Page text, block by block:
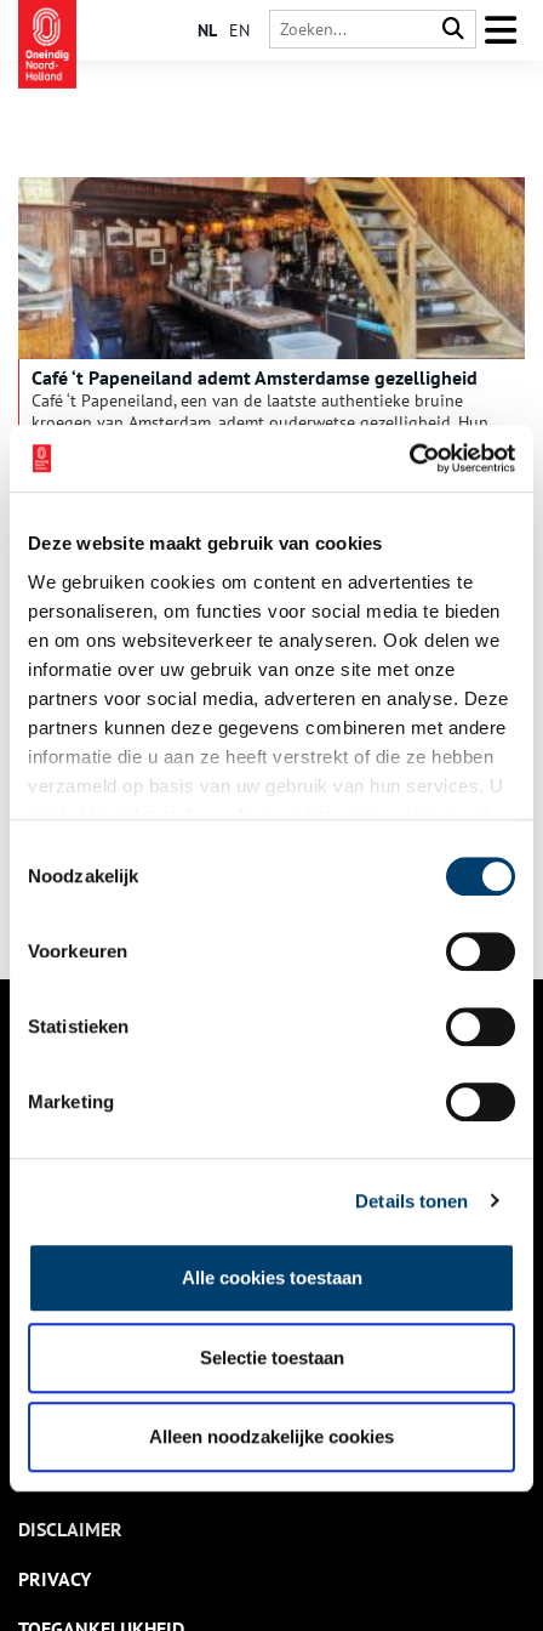
Deze website maakt gebruik van cookies
We gebruiken cookies om content en advertenties te
personaliseren, om functies voor social media te bieden
en om ons websiteverkeer te analyseren. Ook delen we
informatie over uw gebruik van onze site met onze
partners voor social media, adverteren en analyse. Deze
partners kunnen deze gegevens combineren met andere
informatie die u aan ze heeft verstrekt of die ze hebben
verzameld op basis van uw gebruik van hun services. U
Noodzakelijk
Voorkeuren
Statistieken
Marketing
Details tonen
Alle cookies toestaan
Selectie toestaan
Alleen noodzakelijke cookies
NL EN
Café ‘t Papeneiland ademt Amsterdamse gezelligheid
Café ‘t Papeneiland, een van de laatste authentieke bruine
kroegen van Amsterdam, ademt ouderwetse gezelligheid. Hun
appeltaart is zó legendarisch dat zelfs de Amerikaanse oud-
president Bill Clinton hem geproefd heeft – en er vervolgens
een hele taart van meenam naar zijn hotel. Maar het zijn niet
onmiskenbaar Amsterdams, net als de leus boven de bar: ‘Alle
dagen dronken is ook een geregeld leven’. Dat valt natuurlijk
niet te betwisten.
Voormalig chirurgijnshuis gerestaureerd
Het hoekpand Brouwersgracht 46 is het afgelopen jaar door
Stadsherstel Amsterdam gerestaureerd en de twee woningen
rijksmonument uit 1630 heeft een interessante
(chirurgijns)geschiedenis. Het werd de laatste jaren met veel
te overlijden, werd contact opgenomen met Stadsherstel, die
het pand kocht van de familie en ervoor zorgde dat de
NIEUWS
KALENDER
ACTIVITEITEN
NIEUWSBRIEF
DISCLAIMER
PRIVACY